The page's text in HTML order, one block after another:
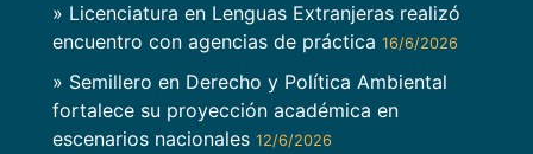
» Licenciatura en Lenguas Extranjeras realizó
encuentro con agencias de práctica 16/6/2026
» Semillero en Derecho y Política Ambiental
fortalece su proyección académica en
escenarios nacionales 12/6/2026